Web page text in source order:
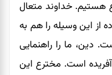
هستیم. خداوند متعال
از این وسیله راهم به
دین، ما را راهنمایی
است. مخترع این